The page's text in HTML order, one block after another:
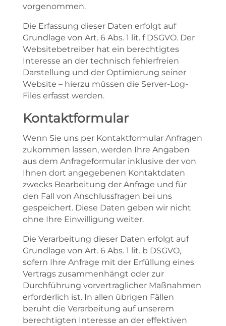
vorgenommen.
Die Erfassung dieser Daten erfolgt auf
Grundlage von Art. 6 Abs. 1 lit. f DSGVO. Der
Websitebetreiber hat ein berechtigtes
Interesse an der technisch fehlerfreien
Darstellung und der Optimierung seiner
Website – hierzu müssen die Server-Log-
Files erfasst werden.
Kontaktformular
Wenn Sie uns per Kontaktformular Anfragen
zukommen lassen, werden Ihre Angaben
aus dem Anfrageformular inklusive der von
Ihnen dort angegebenen Kontaktdaten
zwecks Bearbeitung der Anfrage und für
den Fall von Anschlussfragen bei uns
gespeichert. Diese Daten geben wir nicht
ohne Ihre Einwilligung weiter.
Die Verarbeitung dieser Daten erfolgt auf
Grundlage von Art. 6 Abs. 1 lit. b DSGVO,
sofern Ihre Anfrage mit der Erfüllung eines
Vertrags zusammenhängt oder zur
Durchführung vorvertraglicher Maßnahmen
erforderlich ist. In allen übrigen Fällen
beruht die Verarbeitung auf unserem
berechtigten Interesse an der effektiven